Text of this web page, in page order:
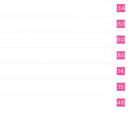
34
63
60
85
14
15
46